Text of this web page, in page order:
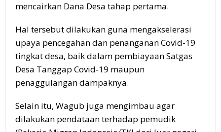
mencairkan Dana Desa tahap pertama.
Hal tersebut dilakukan guna mengakselerasi
upaya pencegahan dan penanganan Covid-19
tingkat desa, baik dalam pembiayaan Satgas
Desa Tanggap Covid-19 maupun
penaggulangan dampaknya.
Selain itu, Wagub juga mengimbau agar
dilakukan pendataan terhadap pemudik